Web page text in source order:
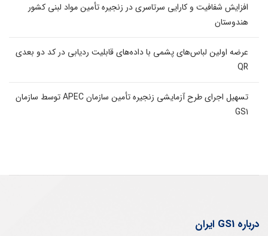
افزایش شفافیت و کارایی سرتاسری در زنجیره تأمین مواد لبنی کشور
هندوستان
عرضه اولین لباس‌های پشمی با داده‌های قابلیت ردیابی در کد دو بعدی
QR
تسهیل اجرای طرح آزمایشی زنجیره تأمین سازمان APEC توسط سازمان
GS1
درباره GS1 ایران